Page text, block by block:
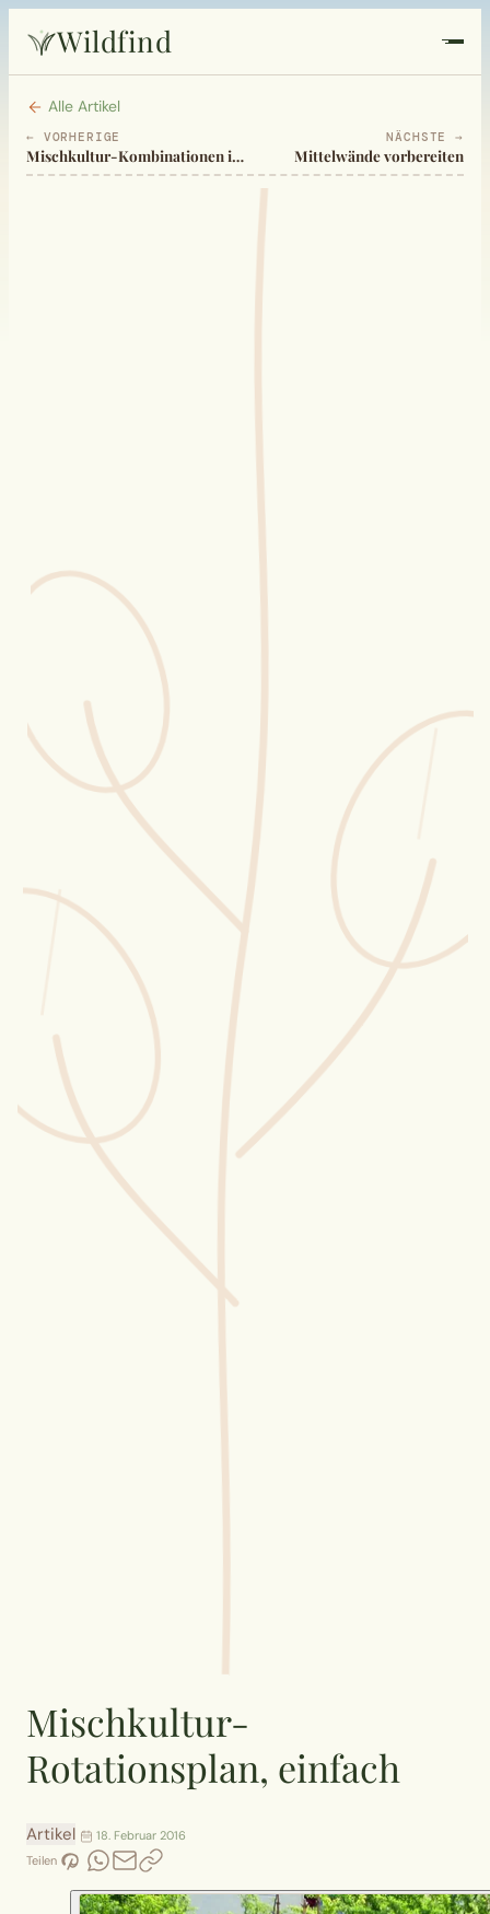
Wildfind
Startseite
Pflanzen
Sammelkalender
Blüten-Finder
Phänologie-Radar
Vogelstimmen
Gartenplaner
Challenges
Wusstest du?
Sammlungen
Selber machen
Alle Artikel
← VORHERIGE
Mischkultur-Kombinationen im Gemüse- und Obstbau
NÄCHSTE →
Mittelwände vorbereiten
Mischkultur-
Rotationsplan, einfach
Artikel
18. Februar 2016
Teilen